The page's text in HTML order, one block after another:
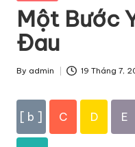
Một Bước
Đau
Posted
By admin 19 Tháng 7,
[ b ] C D E